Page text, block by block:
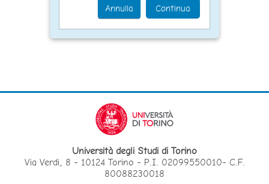
Annulla Continua
Università degli Studi di Torino
Via Verdi, 8 - 10124 Torino - P.I. 02099550010- C.F.
80088230018